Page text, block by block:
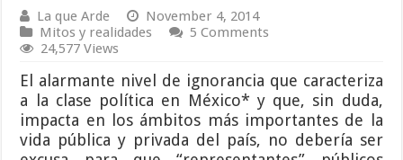
La que Arde
November 4, 2014
Mitos y realidades
5 Comments
24,577 Views
El alarmante nivel de ignorancia que caracteriza
a la clase política en México* y que, sin duda,
impacta en los ámbitos más importantes de la
vida pública y privada del país, no debería ser